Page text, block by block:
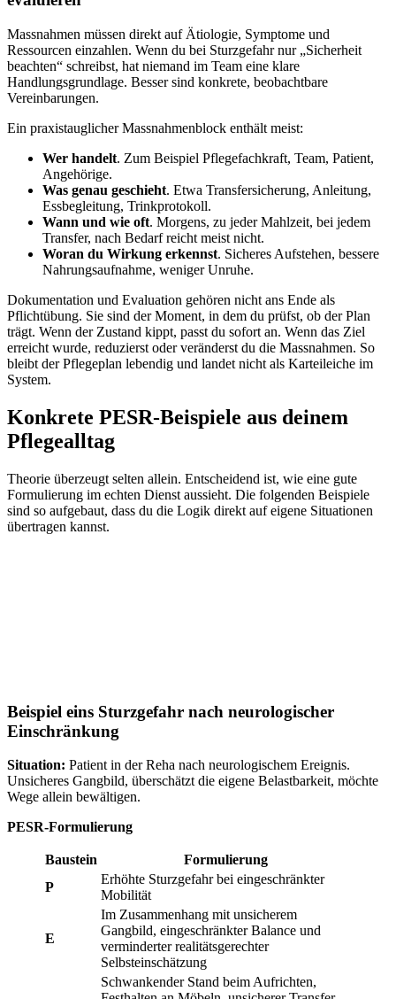
Massnahmen müssen direkt auf Ätiologie, Symptome und
Ressourcen einzahlen. Wenn du bei Sturzgefahr nur „Sicherheit
beachten“ schreibst, hat niemand im Team eine klare
Handlungsgrundlage. Besser sind konkrete, beobachtbare
Vereinbarungen.
Ein praxistauglicher Massnahmenblock enthält meist:
Wer handelt. Zum Beispiel Pflegefachkraft, Team, Patient,
Angehörige.
Was genau geschieht. Etwa Transfersicherung, Anleitung,
Essbegleitung, Trinkprotokoll.
Wann und wie oft. Morgens, zu jeder Mahlzeit, bei jedem
Transfer, nach Bedarf reicht meist nicht.
Woran du Wirkung erkennst. Sicheres Aufstehen, bessere
Nahrungsaufnahme, weniger Unruhe.
Dokumentation und Evaluation gehören nicht ans Ende als
Pflichtübung. Sie sind der Moment, in dem du prüfst, ob der Plan
trägt. Wenn der Zustand kippt, passt du sofort an. Wenn das Ziel
erreicht wurde, reduzierst oder veränderst du die Massnahmen. So
bleibt der Pflegeplan lebendig und landet nicht als Karteileiche im
System.
Konkrete PESR-Beispiele aus deinem
Pflegealltag
Theorie überzeugt selten allein. Entscheidend ist, wie eine gute
Formulierung im echten Dienst aussieht. Die folgenden Beispiele
sind so aufgebaut, dass du die Logik direkt auf eigene Situationen
übertragen kannst.
Beispiel eins Sturzgefahr nach neurologischer
Einschränkung
Situation: Patient in der Reha nach neurologischem Ereignis.
Unsicheres Gangbild, überschätzt die eigene Belastbarkeit, möchte
Wege allein bewältigen.
PESR-Formulierung
Baustein
Formulierung
P
Erhöhte Sturzgefahr bei eingeschränkter
Mobilität
E
Im Zusammenhang mit unsicherem
Gangbild, eingeschränkter Balance und
verminderter realitätsgerechter
Selbsteinschätzung
Schwankender Stand beim Aufrichten,